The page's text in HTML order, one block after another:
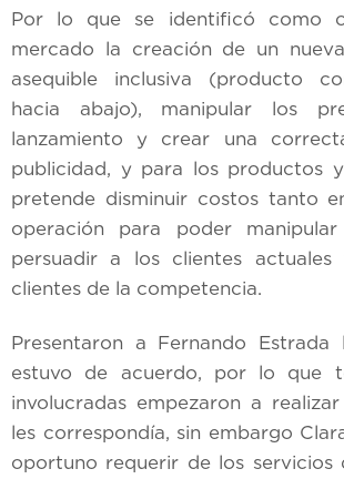
Por lo que se identificó como
mercado la creación de un
asequible inclusiva (producto
hacia abajo), manipular los
lanzamiento y crear una
publicidad, y para los productos
pretende disminuir costos tanto
operación para poder
persuadir a los clientes
clientes de la competencia.
Presentaron a Fernando
estuvo de acuerdo, por lo que
involucradas empezaron a
les correspondía, sin embargo
oportuno requerir de los servicios